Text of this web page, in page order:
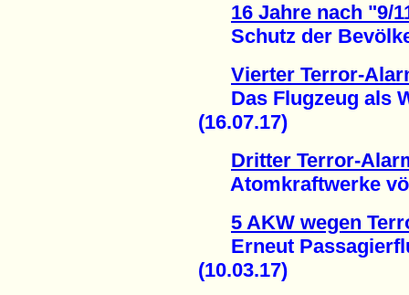
16 Jahre nach "9/
Schutz der
Vierter Terror-
Das Flugzeug als
(16.07.17)
Dritter Terror-
Atomkraftwerke
5 AKW wegen
Erneut
(10.03.17)